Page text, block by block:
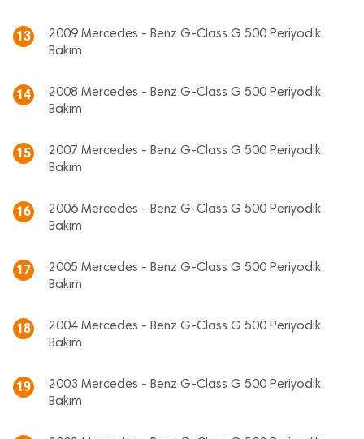
13
2009 Mercedes - Benz G-Class G 500 Periyodik
Bakım
14
2008 Mercedes - Benz G-Class G 500 Periyodik
Bakım
15
2007 Mercedes - Benz G-Class G 500 Periyodik
Bakım
16
2006 Mercedes - Benz G-Class G 500 Periyodik
Bakım
17
2005 Mercedes - Benz G-Class G 500 Periyodik
Bakım
18
2004 Mercedes - Benz G-Class G 500 Periyodik
Bakım
19
2003 Mercedes - Benz G-Class G 500 Periyodik
Bakım